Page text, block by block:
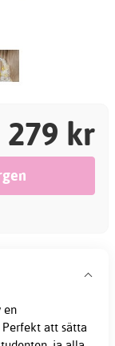
279 kr
en
att sätta